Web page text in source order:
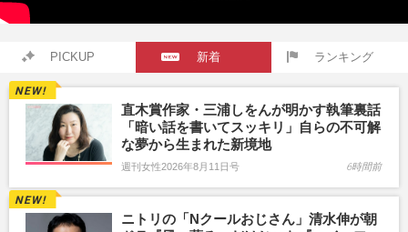
PICKUP 新着 ランキング
直木賞作家・三浦しをんが明かす執筆裏話
「暗い話を書いてスッキリ」自らの不可解
な夢から生まれた新境地
週刊女性2026年8月11日号 6時間前
ニトリの「Nクールおじさん」清水伸が朝